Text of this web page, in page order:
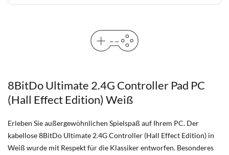
8BitDo Ultimate 2.4G Controller Pad PC
(Hall Effect Edition) Weiß
Erleben Sie außergewöhnlichen Spielspaß auf Ihrem PC. Der
kabellose 8BitDo Ultimate 2.4G Controller (Hall Effect Edition) in
Weiß wurde mit Respekt für die Klassiker entworfen. Besonderes